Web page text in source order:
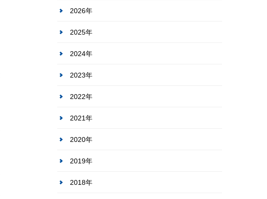
2026年
2025年
2024年
2023年
2022年
2021年
2020年
2019年
2018年